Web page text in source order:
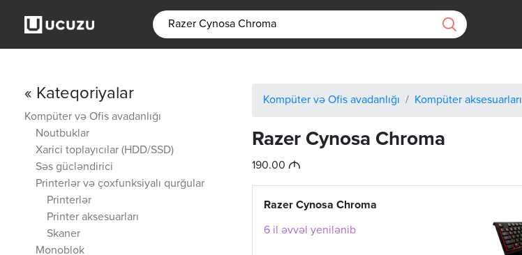
« Kateqoriyalar
Kompüter və Ofis avadanlığı
Noutbuklar
Xarici toplayıcılar (HDD/SSD)
Səs gücləndirici
Printerlər və çoxfunksiyalı qurğular
Printerlər
Printer aksesuarları
Skaner
Monoblok
Kompüter və Ofis avadanlığı Kompüter aksesuarları
Razer Cynosa Chroma
190.00 M
Razer Cynosa Chroma
6 il əvvəl yenilənib